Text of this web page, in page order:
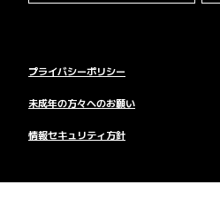
プライバシーポリシー
未成年の方々へのお願い
情報セキュリティ方針